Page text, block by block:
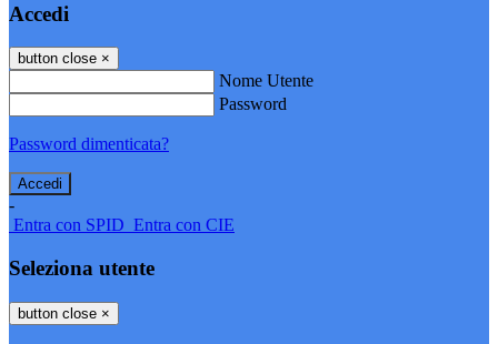
Accedi
button close ×
Nome Utente
Password
Password dimenticata?
-
Entra con SPID Entra con CIE
Seleziona utente
button close ×